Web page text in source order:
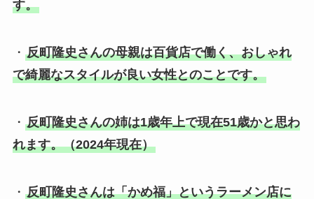
す。
・ 反町隆史さんの母親は百貨店で働く、おしゃれ
で綺麗なスタイルが良い女性とのことです。
・ 反町隆史さんの姉は1歳年上で現在51歳かと思わ
れます。（2024年現在）
・ 反町隆史さんは「かめ福」というラーメン店に